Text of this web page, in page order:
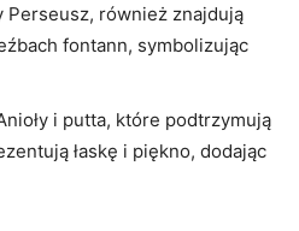
Perseusz, również znajdują
fontann, symbolizując
i putta, które podtrzymują
łaskę i piękno, dodając